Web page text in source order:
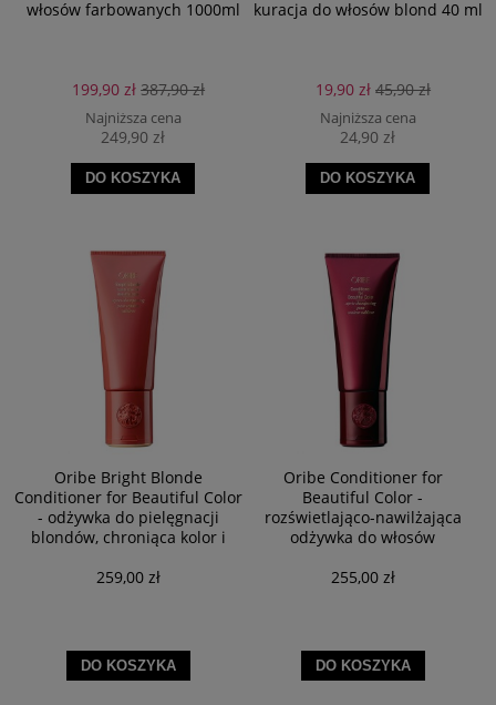
Odżywka do farbowanych włosów to produkt, który pełni dwie funkcje: chroni
zdrowy wygląd, a przy okazji je zregenerują
. Regularna pielęgnacja
profesjonalną odżywką do włosów farbowanych to klucz do fryzury pełnej
blasku i pięknej, żywej barwy.
włosów farbowanych 1000ml
199,90 zł 387,90 zł
Najniższa cena
249,90 zł
DO KOSZYKA
kuracja do włosów blond 40 ml
19,90 zł 45,90 zł
Najniższa cena
24,90 zł
DO KOSZYKA
Oribe Bright Blonde
Conditioner for Beautiful Color
- odżywka do pielęgnacji
blondów, chroniąca kolor i
259,00 zł
DO KOSZYKA
Oribe Conditioner for
Beautiful Color -
rozświetlająco-nawilżająca
odżywka do włosów
255,00 zł
DO KOSZYKA